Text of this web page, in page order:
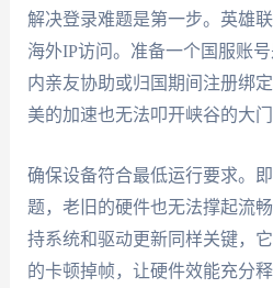
解决登录难题是第一步。英雄
海外IP访问。准备一个国服账
内亲友协助或归国期间注册绑
美的加速也无法叩开峡谷的大门
确保设备符合最低运行要求。
题，老旧的硬件也无法撑起流
持系统和驱动更新同样关键，
的卡顿掉帧，让硬件效能充分释